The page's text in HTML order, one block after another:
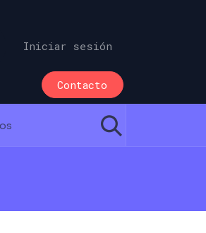
Iniciar sesión
Contacto